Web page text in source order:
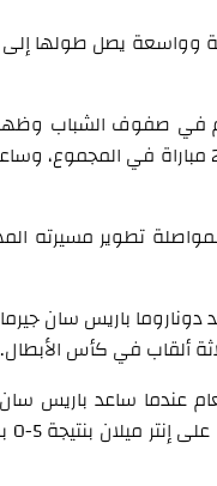
في صفوف الشباب
الأول عندما كان يبلغ من العمر 16 عامًا، شارك في
دوناروما عبر أوروبا إلى فرنسا في صيف عام
باريس سان
ألقاب في كأس الأبطال.
عندما ساعد باريس